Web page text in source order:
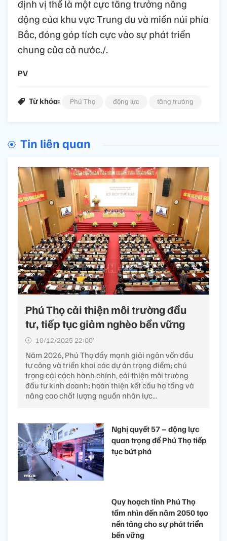
định vị thế là một cực tăng trưởng năng
động của khu vực Trung du và miền núi phía
Bắc, đóng góp tích cực vào sự phát triển
chung của cả nước./.
PV
Từ khóa: Phú Thọ động lực tăng trưởng
Tin liên quan
Phú Thọ cải thiện môi trường đầu
tư, tiếp tục giảm nghèo bền vững
10/12/2025 22:00’
Năm 2026, Phú Thọ đẩy mạnh giải ngân vốn đầu
tư công và triển khai các dự án trọng điểm; chú
trọng cải cách hành chính, cải thiện môi trường
đầu tư kinh doanh; hoàn thiện kết cấu hạ tầng và
nâng cao chất lượng nguồn nhân lực...
Nghị quyết 57 – động lực
quan trọng để Phú Thọ tiếp
tục bứt phá
Quy hoạch tỉnh Phú Thọ
tầm nhìn đến năm 2050 tạo
nền tảng cho sự phát triển
bền vững